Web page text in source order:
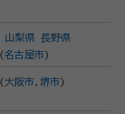
山梨県 長野県
( 名古屋市)
( 大阪市、 堺市)